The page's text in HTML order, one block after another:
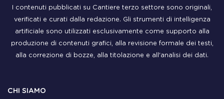
I contenuti pubblicati su Cantiere terzo settore sono originali,
verificati e curati dalla redazione. Gli strumenti di intelligenza
artificiale sono utilizzati esclusivamente come supporto alla
produzione di contenuti grafici, alla revisione formale dei testi,
alla correzione di bozze, alla titolazione e all'analisi dei dati.
CHI SIAMO